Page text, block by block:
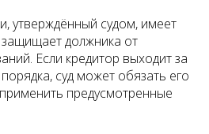
утверждённый судом, имеет
защищает должника от
Если кредитор выходит за
суд может обязать его
предусмотренные